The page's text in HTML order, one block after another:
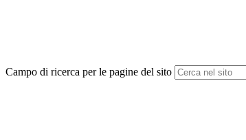
Campo di ricerca per le pagine del sito